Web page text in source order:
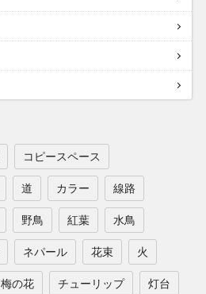
コピースペース
道 カラー 線路
野鳥 紅葉 水鳥
ネパール 花束 火
梅の花 チューリップ 灯台